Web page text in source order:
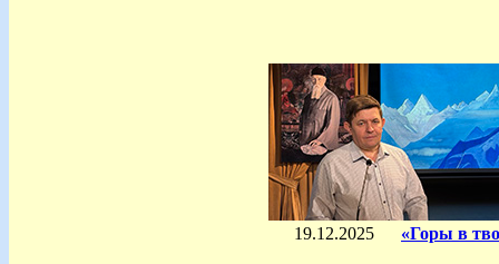
19.12.2025 «Горы в